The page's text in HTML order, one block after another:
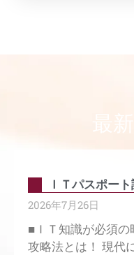
最
ＩＴパスポー
2026年7月26日
■ＩＴ知識が必須
攻略法とは！ 現代